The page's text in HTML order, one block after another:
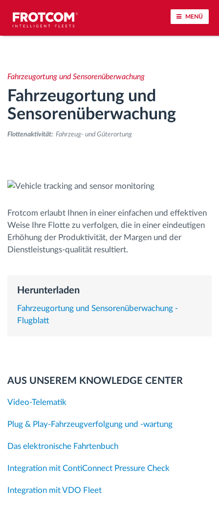
MENÜ
Driving behavior analysis
Driving times monitoring
Workforce management
Access control
Fuel management
Route planning and monitoring
Ersparnis Rechner
Fahrzeugortung und Sensorenüberwachung
Fahrzeugortung und
Sensorenüberwachung
Flottenaktivität: Fahrzeug- und Güterortung
Frotcom erlaubt Ihnen in einer einfachen und effektiven
Weise Ihre Flotte zu verfolgen, die in einer eindeutigen
Erhöhung der Produktivität, der Margen und der
Dienstleistungs-qualität resultiert.
Herunterladen
Fahrzeugortung und Sensorenüberwachung -
Flugblatt
AUS UNSEREM KNOWLEDGE CENTER
Video-Telematik
Plug & Play-Fahrzeugverfolgung und -wartung
Das elektronische Fahrtenbuch
Integration mit ContiConnect Pressure Check
Integration mit VDO Fleet